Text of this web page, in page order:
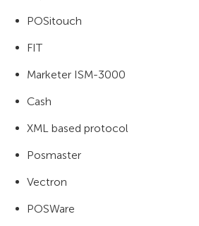
POSitouch
FIT
Marketer ISM-3000
Cash
XML based protocol
Posmaster
Vectron
POSWare